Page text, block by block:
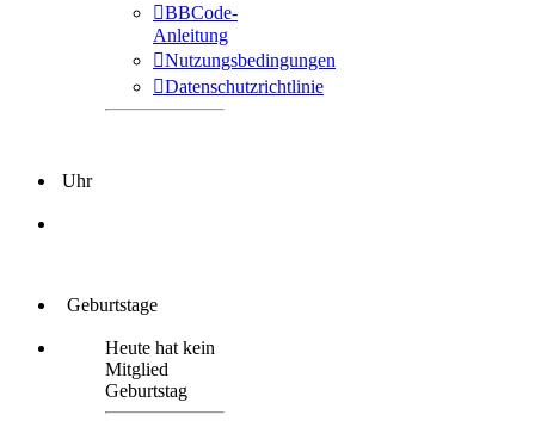
BBCode-
Anleitung
Nutzungsbedingungen
Datenschutzrichtlinie
Uhr
Geburtstage
Heute hat kein
Mitglied
Geburtstag